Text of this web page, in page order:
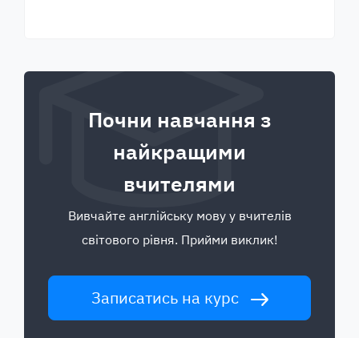
Почни навчання з
найкращими
вчителями
Вивчайте англійську мову у вчителів
світового рівня. Прийми виклик!
Записатись на курс